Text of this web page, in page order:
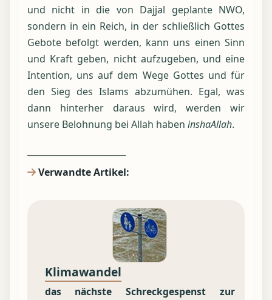
und nicht in die von Dajjal geplante NWO,
sondern in ein Reich, in der schließlich Gottes
Gebote befolgt werden, kann uns einen Sinn
und Kraft geben, nicht aufzugeben, und eine
Intention, uns auf dem Wege Gottes und für
den Sieg des Islams abzumühen. Egal, was
dann hinterher daraus wird, werden wir
unsere Belohnung bei Allah haben inshaAllah.
Verwandte Artikel:
Klimawandel
das nächste Schreckgespenst zur